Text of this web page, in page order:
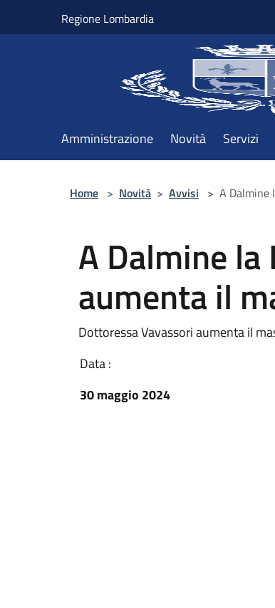
Regione Lombardia
Amministrazione Novità Servizi
Home > Novità > Avvisi > A Dalmine
A Dalmine
aumenta il
Dottoressa Vavassori aumenta il
Data :
30 maggio 2024